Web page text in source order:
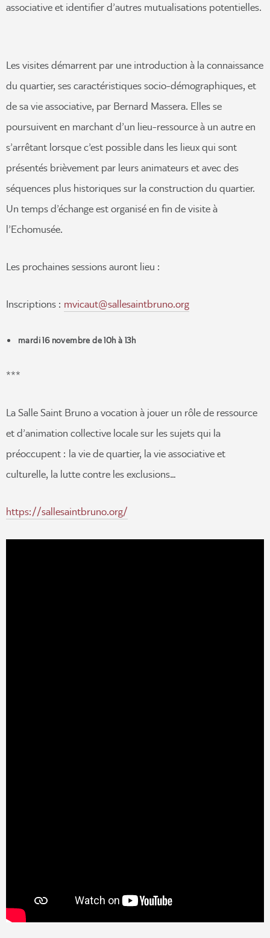
associative et identifier d’autres mutualisations potentielles.
Les visites démarrent par une introduction à la connaissance
du quartier, ses caractéristiques socio-démographiques, et
de sa vie associative, par Bernard Massera. Elles se
poursuivent en marchant d’un lieu-ressource à un autre en
s’arrêtant lorsque c’est possible dans les lieux qui sont
présentés brièvement par leurs animateurs et avec des
séquences plus historiques sur la construction du quartier.
Un temps d’échange est organisé en fin de visite à
l’Echomusée.
Les prochaines sessions auront lieu :
Inscriptions : mvicaut@sallesaintbruno.org
mardi 16 novembre de 10h à 13h
***
La Salle Saint Bruno a vocation à jouer un rôle de ressource
et d’animation collective locale sur les sujets qui la
préoccupent : la vie de quartier, la vie associative et
culturelle, la lutte contre les exclusions…
https://sallesaintbruno.org/